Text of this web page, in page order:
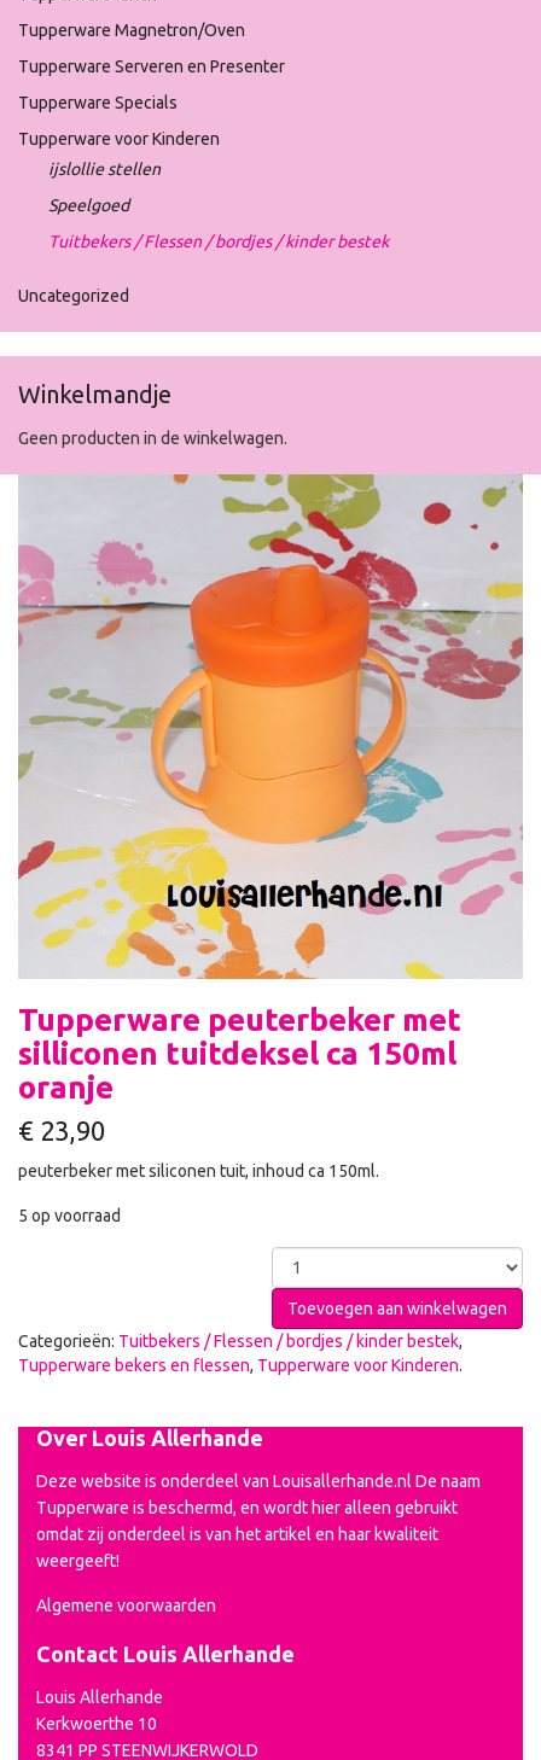
Tupperware Magnetron/Oven
Tupperware Serveren en Presenter
Tupperware Specials
Tupperware voor Kinderen
ijslollie stellen
Speelgoed
Tuitbekers / Flessen / bordjes / kinder bestek
Uncategorized
Winkelmandje
Geen producten in de winkelwagen.
Tupperware peuterbeker met
silliconen tuitdeksel ca 150ml
oranje
€ 23,90
peuterbeker met siliconen tuit, inhoud ca 150ml.
5 op voorraad
Toevoegen aan winkelwagen
Categorieën: Tuitbekers / Flessen / bordjes / kinder bestek,
Tupperware bekers en flessen, Tupperware voor Kinderen.
Over Louis Allerhande
Deze website is onderdeel van Louisallerhande.nl De naam
Tupperware is beschermd, en wordt hier alleen gebruikt
omdat zij onderdeel is van het artikel en haar kwaliteit
weergeeft!
Algemene voorwaarden
Contact Louis Allerhande
Louis Allerhande
Kerkwoerthe 10
8341 PP STEENWIJKERWOLD